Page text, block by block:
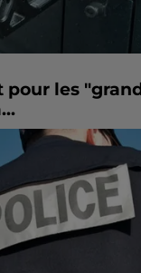
les